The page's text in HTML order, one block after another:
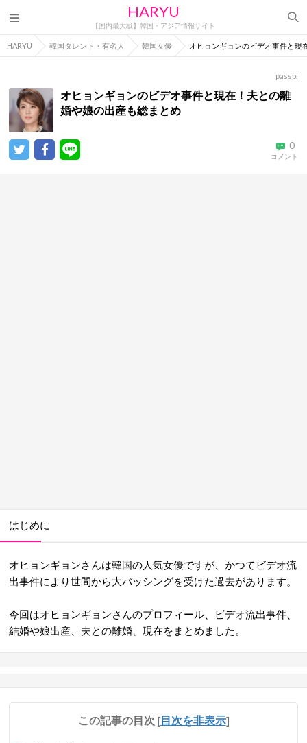
HARYU
【国内最大級】韓国・アジア情報サイト
HARYU 韓国タレント・有名人 韓国女優 オヒョンギョンのビデオ事件と現
passpi
オヒョンギョンのビデオ事件と現在！夫との離
婚や娘の出産も総まとめ
0
コメント
はじめに
オヒョンギョンさんは韓国の人気女優ですが、かつてビデオ流
出事件により世間から大バッシングを受けた過去があります。
今回はオヒョンギョンさんのプロフィール、ビデオ流出事件、
結婚や娘出産、夫との離婚、現在をまとめました。
この記事の目次 [目次を非表示]